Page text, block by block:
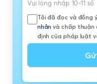
Vui lòng nhập 10-11 số
Tôi đã đọc và đồng
nhân và chấp thuận
định của pháp luật